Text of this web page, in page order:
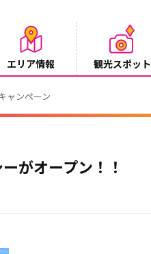
エリア情報 観光スポット
ャンペーン
がオープン！！